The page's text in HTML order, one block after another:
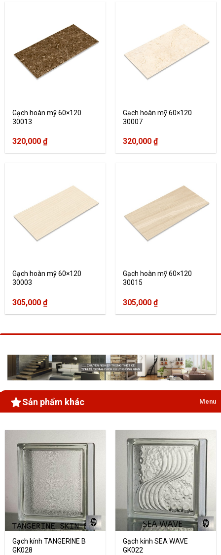
Gạch hoàn mỹ 60×120
30013
320,000 ₫
Gạch hoàn mỹ 60×120
30007
320,000 ₫
Gạch hoàn mỹ 60×120
30003
305,000 ₫
Gạch hoàn mỹ 60×120
30015
305,000 ₫
Sản phẩm khác Menu
Gạch kính TANGERINE B
GK028
Gạch kính SEA WAVE
GK022